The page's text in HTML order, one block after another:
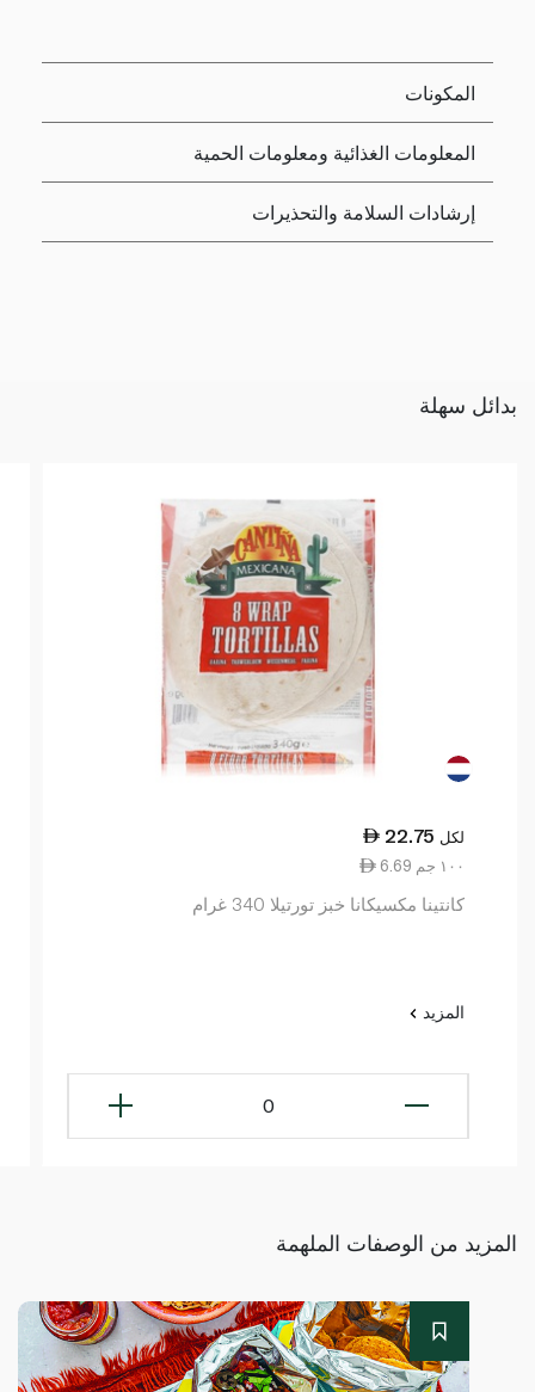
المكونات
المعلومات الغذائية ومعلومات الحمية
إرشادات السلامة والتحذيرات
بدائل سهلة
22.75 لكل
6.69 ١٠٠ جم
كانتينا مكسيكانا خبز تورتيلا 340 غرام
المزيد
0
المزيد من الوصفات الملهمة